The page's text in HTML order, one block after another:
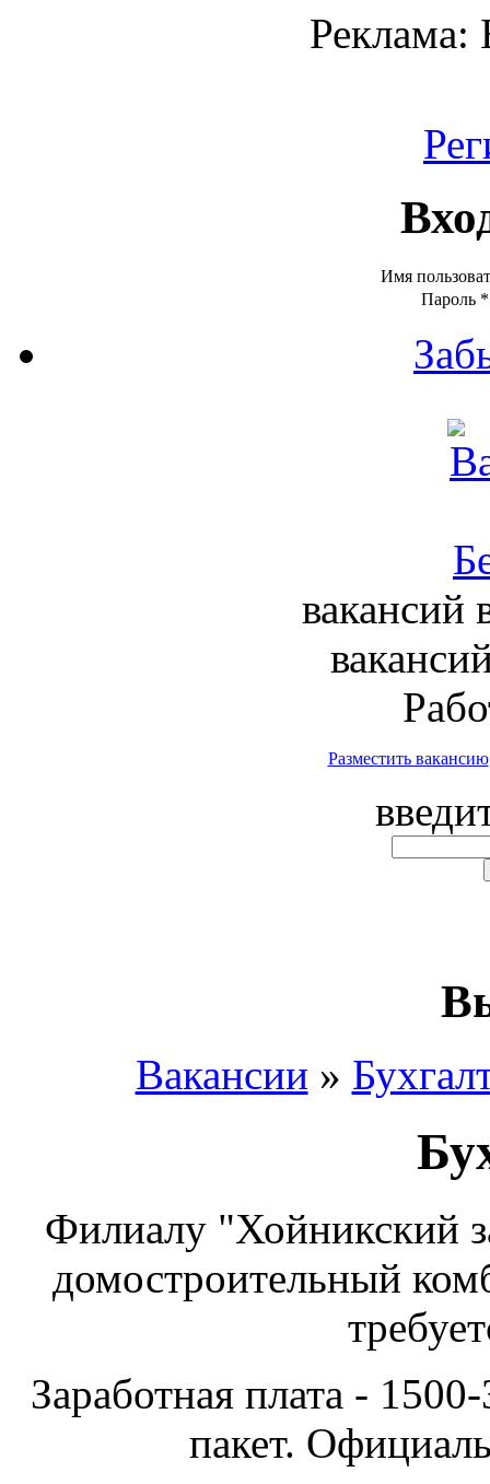
Реклама:
Имя
Пароль *
вакансий
Разместить вакансию
Вакансии »
Филиалу
домостроительный
Заработная плата -
пакет.